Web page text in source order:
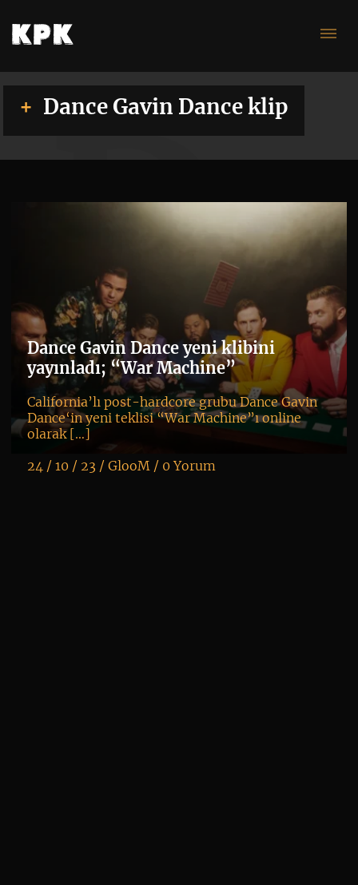
Dance Gavin Dance klip
Dance Gavin Dance yeni klibini
yayınladı; “War Machine”
California’lı post-hardcore grubu Dance Gavin
Dance‘in yeni teklisi “War Machine”ı online
olarak […]
24 / 10 / 23 / GlooM/ 0 Yorum